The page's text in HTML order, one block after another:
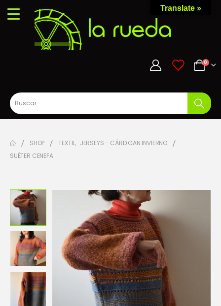
0 0
SHOP TEXTIL, JERSEYS - CÁRDIGAN INVIERNO
SUÉTER CENEFA
Translate »